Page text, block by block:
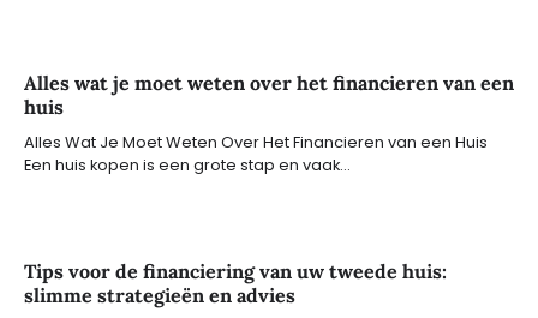
Alles wat je moet weten over het financieren van een
huis
Alles Wat Je Moet Weten Over Het Financieren van een Huis
Een huis kopen is een grote stap en vaak…
Tips voor de financiering van uw tweede huis:
slimme strategieën en advies